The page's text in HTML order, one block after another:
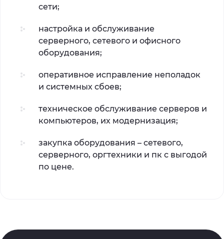
сети;
настройка и обслуживание
серверного, сетевого и офисного
оборудования;
оперативное исправление неполадок
и системных сбоев;
техническое обслуживание серверов и
компьютеров, их модернизация;
закупка оборудования – сетевого,
серверного, оргтехники и пк с выгодой
по цене.